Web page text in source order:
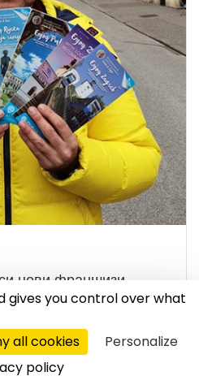
нови франшизи
а со тоа расте и
на CityPa – вели
CityPal платформата,
gives you control over what
all cookies
Personalize
policy